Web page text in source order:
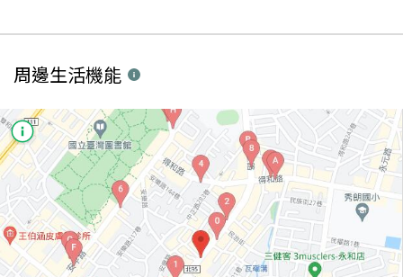
周邊生活機能